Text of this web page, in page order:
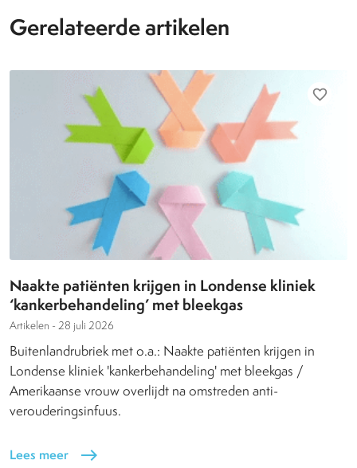
Gerelateerde artikelen
favorite_border
Naakte patiënten krijgen in Londense kliniek
‘kankerbehandeling’ met bleekgas
Artikelen - 28 juli 2026
Buitenlandrubriek met o.a.: Naakte patiënten krijgen in
Londense kliniek 'kankerbehandeling' met bleekgas /
Amerikaanse vrouw overlijdt na omstreden anti-
verouderingsinfuus.
Lees meer east